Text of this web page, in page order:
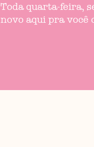
Toda quarta-feira,
novo aqui pra você